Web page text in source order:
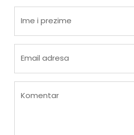
Ime i prezime
Email adresa
Komentar